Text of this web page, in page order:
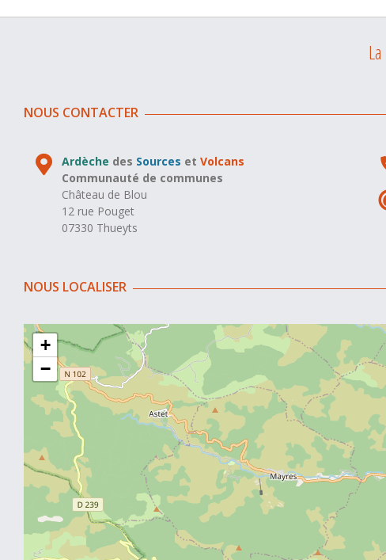
La
NOUS CONTACTER
Ardèche des Sources etVolcans
Communauté de communes
Château de Blou
12 rue Pouget
07330 Thueyts
NOUS LOCALISER
+
−